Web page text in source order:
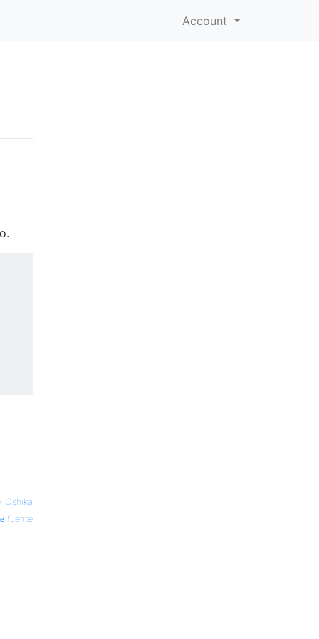
Account
Oshika
fuente